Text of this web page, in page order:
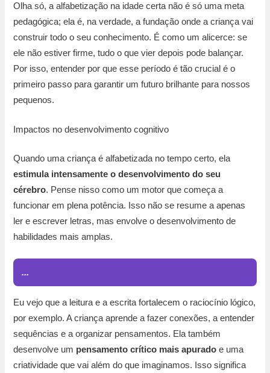
Olha só, a alfabetização na idade certa não é só uma meta
pedagógica; ela é, na verdade, a fundação onde a criança vai
construir todo o seu conhecimento. É como um alicerce: se
ele não estiver firme, tudo o que vier depois pode balançar.
Por isso, entender por que esse período é tão crucial é o
primeiro passo para garantir um futuro brilhante para nossos
pequenos.
Impactos no desenvolvimento cognitivo
Quando uma criança é alfabetizada no tempo certo, ela
estimula intensamente o desenvolvimento do seu
cérebro. Pense nisso como um motor que começa a
funcionar em plena potência. Isso não se resume a apenas
ler e escrever letras, mas envolve o desenvolvimento de
habilidades mais amplas.
...
Eu vejo que a leitura e a escrita fortalecem o raciocínio lógico,
por exemplo. A criança aprende a fazer conexões, a entender
sequências e a organizar pensamentos. Ela também
desenvolve um pensamento crítico mais apurado e uma
criatividade que vai além do que imaginamos. Isso significa